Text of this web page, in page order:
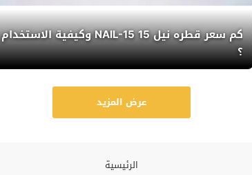
كم سعر قطره نيل 15 NAIL-15 وكيفية الاستخدام
؟
عرض المزيد
الرئيسية